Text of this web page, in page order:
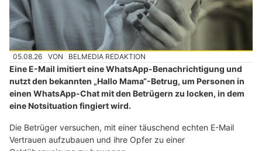
05.08.26 VON BELMEDIA REDAKTION
Eine E-Mail imitiert eine WhatsApp-Benachrichtigung und
nutzt den bekannten „Hallo Mama“-Betrug, um Personen in
einen WhatsApp-Chat mit den Betrügern zu locken, in dem
eine Notsituation fingiert wird.
Die Betrüger versuchen, mit einer täuschend echten E-Mail
Vertrauen aufzubauen und ihre Opfer zu einer